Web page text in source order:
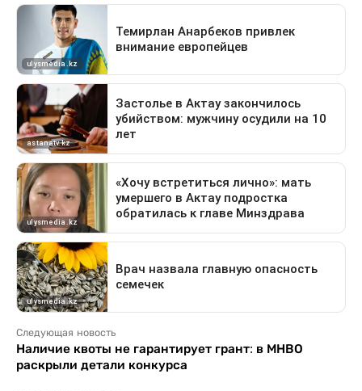
Следующая новость
Наличие квоты не гарантирует грант: в МНВО
раскрыли детали конкурса